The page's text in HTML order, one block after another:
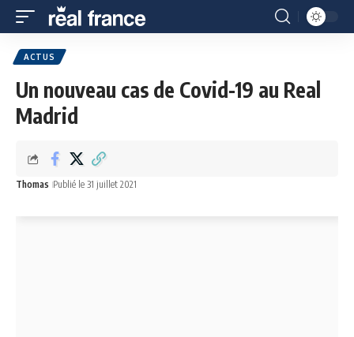
ACTUS
Un nouveau cas de Covid-19 au Real
Madrid
Thomas Publié le 31 juillet 2021